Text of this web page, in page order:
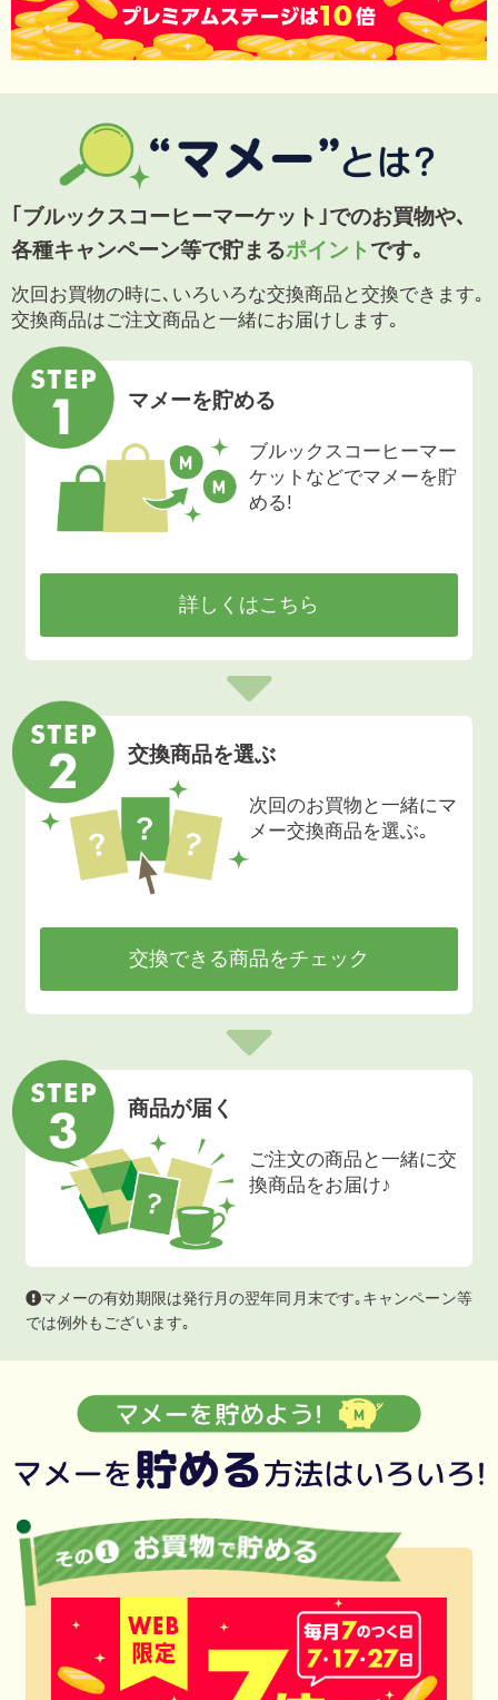
｢ブルックスコーヒーマーケット｣でのお買物や､
各種キャンペーン等で貯まるポイントです｡
次回お買物の時に､いろいろな交換商品と交換できます｡
交換商品はご注文商品と一緒にお届けします｡
マメーを貯める
ブルックスコーヒーマー
ケットなどでマメーを貯
める!
詳しくはこちら
交換商品を選ぶ
次回のお買物と一緒にマ
メー交換商品を選ぶ｡
交換できる商品をチェック
商品が届く
ご注文の商品と一緒に交
換商品をお届け♪
マメーの有効期限は発行月の翌年同月末です｡キャンペーン等
では例外もございます｡